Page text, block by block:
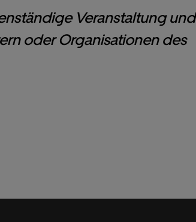
Veranstaltung und
oder Organisationen des